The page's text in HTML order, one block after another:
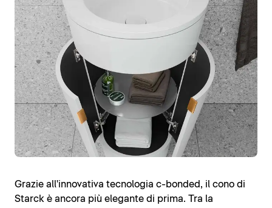
Grazie all'innovativa tecnologia c-bonded, il cono di
Starck è ancora più elegante di prima. Tra la